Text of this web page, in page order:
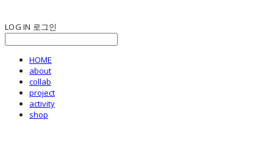
LOG IN 로그인
HOME
about
collab
project
activity
shop